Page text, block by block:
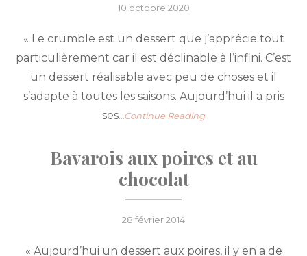
Posted
10 octobre 2020
« Le crumble est un dessert que j’apprécie tout
particulièrement car il est déclinable à l’infini. C’est
un dessert réalisable avec peu de choses et il
s’adapte à toutes les saisons. Aujourd’hui il a pris
ses…Continue Reading
Bavarois aux poires et au
chocolat
Posted
28 février 2014
« Aujourd’hui un dessert aux poires, il y en a de